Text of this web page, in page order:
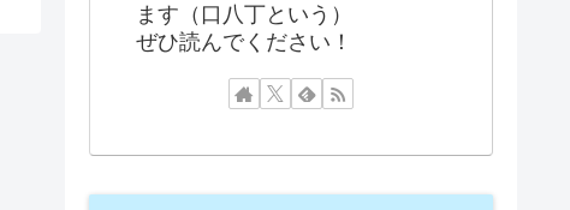
ます（口八丁という）
ぜひ読んでください！